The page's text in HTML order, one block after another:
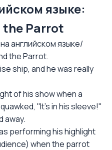
языке:
the Parrot
английском языке/
the Parrot.
ship, and he was really
of his show when a
''It's in his sleeve!''
away.
performing his highlight
when the parrot